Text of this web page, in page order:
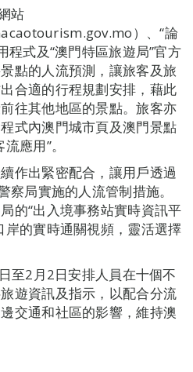
站
）、“論
程式及“澳門特區旅遊局”官方
點的人流預測，讓旅客及旅
合適的行程規劃安排，藉此
往其他地區的景點。旅客亦
式內澳門城市頁及澳門景點
應用”。
作出緊密配合，讓用戶透過
察局實施的人流管制措施。
的“出入境事務站實時資訊平
岸的實時通關視頻，靈活選擇
至2月2日安排人員在十個不
遊資訊及指示，以配合分流
交通和社區的影響，維持澳